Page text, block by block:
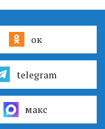
ок
telegram
макс